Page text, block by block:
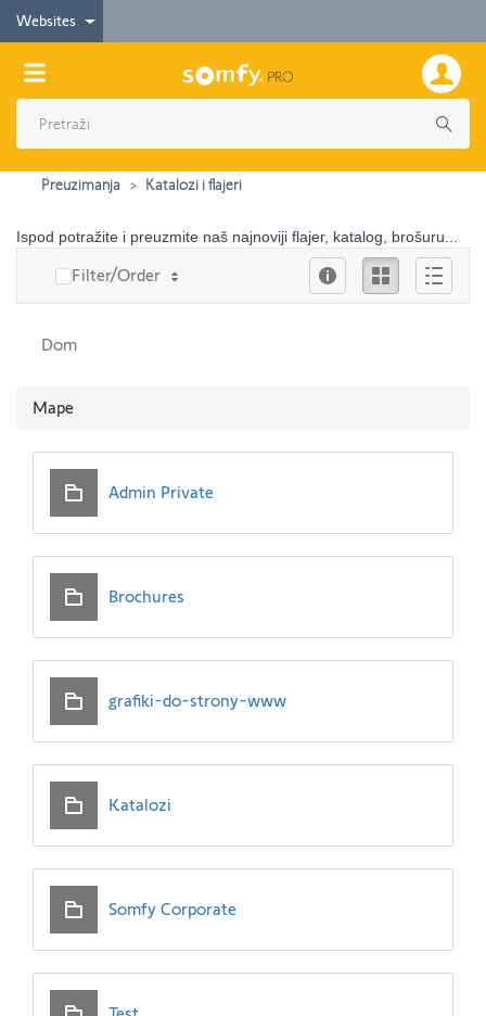
Websites
Preuzimanja Katalozi i flajeri
Ispod potražite i preuzmite naš najnoviji flajer, katalog, brošuru...
Filter/Order Ikona
Dom
Mape
Admin Private
Brochures
grafiki-do-strony-www
Katalozi
Somfy Corporate